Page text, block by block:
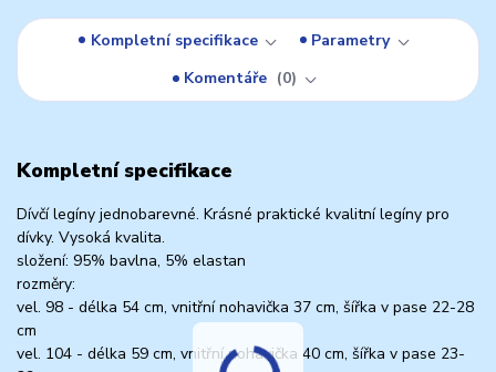
Kompletní specifikace
Parametry
Komentáře
0
Kompletní specifikace
Dívčí legíny jednobarevné. Krásné praktické kvalitní legíny pro
dívky. Vysoká kvalita.
složení: 95% bavlna, 5% elastan
rozměry:
vel. 98 - délka 54 cm, vnitřní nohavička 37 cm, šířka v pase 22-28
cm
vel. 104 - délka 59 cm, vnitřní nohavička 40 cm, šířka v pase 23-